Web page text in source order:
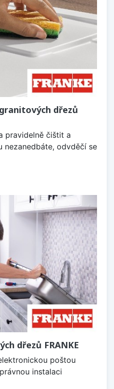
dřezů
pravidelně čištit a
nezanedbáte, odvděčí se
dřezů FRANKE
poštou
instalaci